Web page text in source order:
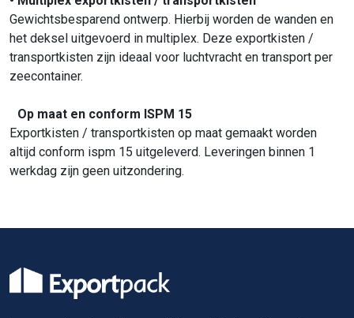
Gewichtsbesparend ontwerp. Hierbij worden de wanden en
het deksel uitgevoerd in multiplex. Deze exportkisten /
transportkisten zijn ideaal voor luchtvracht en transport per
zeecontainer.
Op maat en conform ISPM 15
Exportkisten / transportkisten op maat gemaakt worden
altijd conform ispm 15 uitgeleverd. Leveringen binnen 1
werkdag zijn geen uitzondering.